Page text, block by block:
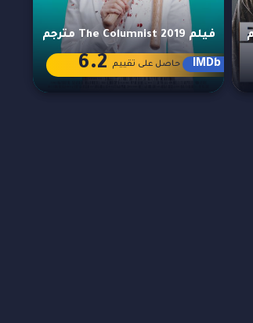
فيلم The Columnist 2019 مترجم
IMDb حاصل على تقييم 6.2